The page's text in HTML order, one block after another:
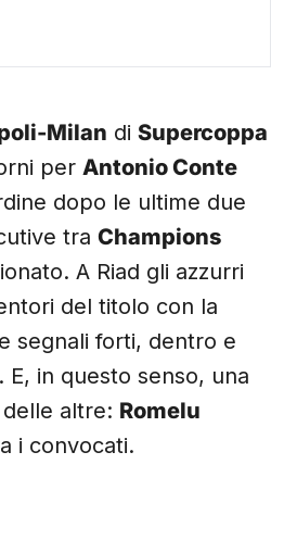
Milan di Supercoppa
per Antonio Conte
dopo le ultime due
tra Champions
A Riad gli azzurri
del titolo con la
segnali forti, dentro e
in questo senso, una
altre: Romelu
i convocati.